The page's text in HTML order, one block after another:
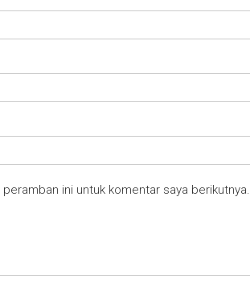
ini untuk komentar saya berikutnya.